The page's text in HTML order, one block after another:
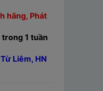
hãng, Phát
trong 1 tuần
Liêm, HN